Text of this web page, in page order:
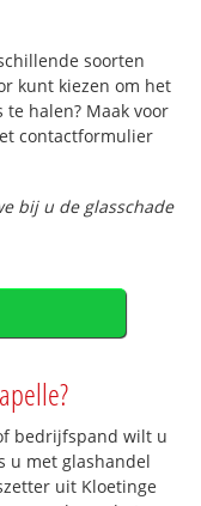
soorten
kunt kiezen om het
halen? Maak voor
contactformulier
bij u de glasschade
bedrijfspand wilt u
u met glashandel
uit Kloetinge